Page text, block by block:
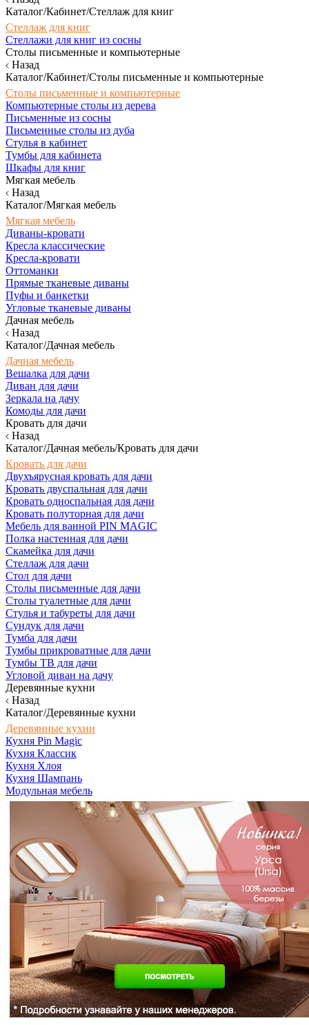
Каталог/Кабинет/Стеллаж для книг
Стеллаж для книг
Стеллажи для книг из сосны
Столы письменные и компьютерные
Назад
Каталог/Кабинет/Столы письменные и компьютерные
Столы письменные и компьютерные
Компьютерные столы из дерева
Письменные из сосны
Письменные столы из дуба
Стулья в кабинет
Тумбы для кабинета
Шкафы для книг
Мягкая мебель
Назад
Каталог/Мягкая мебель
Мягкая мебель
Диваны-кровати
Кресла классические
Кресла-кровати
Оттоманки
Прямые тканевые диваны
Пуфы и банкетки
Угловые тканевые диваны
Дачная мебель
Назад
Каталог/Дачная мебель
Дачная мебель
Вешалка для дачи
Диван для дачи
Зеркала на дачу
Комоды для дачи
Кровать для дачи
Назад
Каталог/Дачная мебель/Кровать для дачи
Кровать для дачи
Двухъярусная кровать для дачи
Кровать двуспальная для дачи
Кровать односпальная для дачи
Кровать полуторная для дачи
Мебель для ванной PIN MAGIC
Полка настенная для дачи
Скамейка для дачи
Стеллаж для дачи
Стол для дачи
Столы письменные для дачи
Столы туалетные для дачи
Стулья и табуреты для дачи
Сундук для дачи
Тумба для дачи
Тумбы прикроватные для дачи
Тумбы ТВ для дачи
Угловой диван на дачу
Деревянные кухни
Назад
Каталог/Деревянные кухни
Деревянные кухни
Кухня Pin Magic
Кухня Классик
Кухня Хлоя
Кухня Шампань
Модульная мебель